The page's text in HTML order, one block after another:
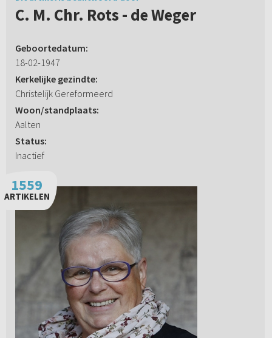
C. M. Chr. Rots - de Weger
Geboortedatum:
18-02-1947
Kerkelijke gezindte:
Christelijk Gereformeerd
Woon/standplaats:
Aalten
Status:
Inactief
1559
ARTIKELEN